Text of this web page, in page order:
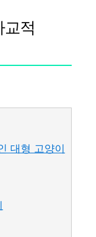
적
대형 고양이